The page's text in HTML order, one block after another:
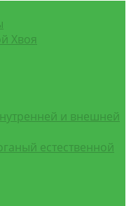
Хвоя
и внешней
естественной